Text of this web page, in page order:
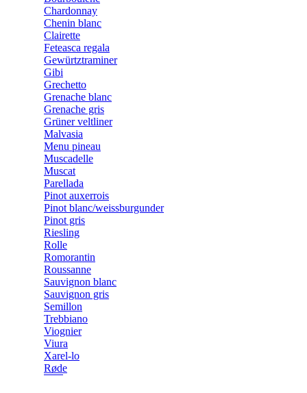
Chardonnay
Chenin blanc
Clairette
Feteasca regala
Gewürtztraminer
Gibi
Grechetto
Grenache blanc
Grenache gris
Grüner veltliner
Malvasia
Menu pineau
Muscadelle
Muscat
Parellada
Pinot auxerrois
Pinot blanc/weissburgunder
Pinot gris
Riesling
Rolle
Romorantin
Roussanne
Sauvignon blanc
Sauvignon gris
Semillon
Trebbiano
Viognier
Viura
Xarel-lo
Røde